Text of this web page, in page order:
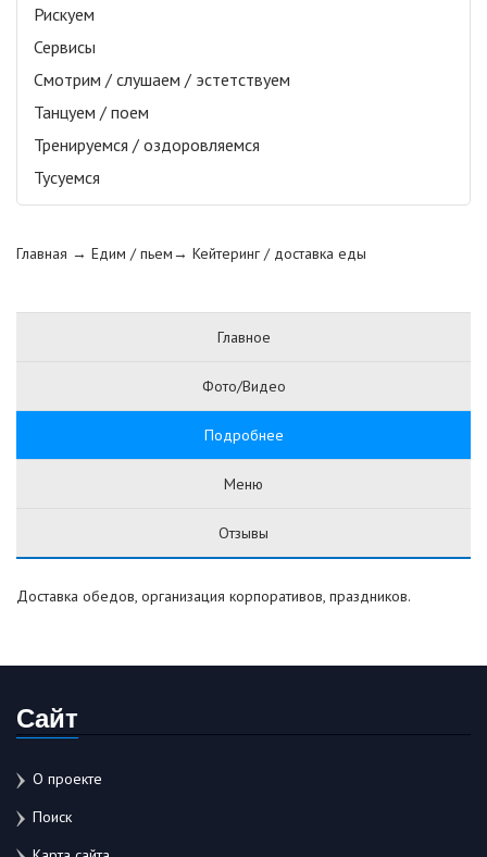
Рискуем
Сервисы
Смотрим / слушаем / эстетствуем
Танцуем / поем
Тренируемся / оздоровляемся
Тусуемся
Главная → Едим / пьем→ Кейтеринг / доставка еды
Главное
Фото/Видео
Подробнее
Меню
Отзывы
Доставка обедов, организация корпоративов, праздников.
Сайт
О проекте
Поиск